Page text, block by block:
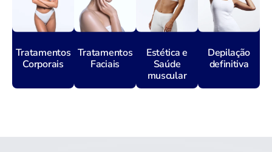
Tratamentos
Corporais
Tratamentos
Faciais
Estética e
Saúde
muscular
Depilação
definitiva